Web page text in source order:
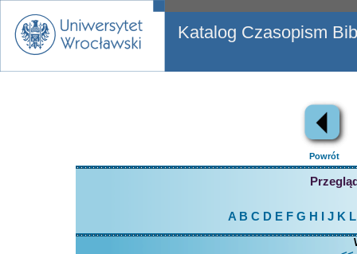
Katalog Czasopism
Powrót
A B C D EFG H J K L